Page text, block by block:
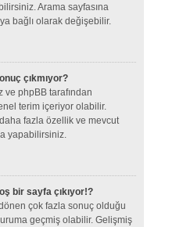
Arama sayfasına
bağlı olarak değişebilir.
çıkmıyor?
ve phpBB tarafından
terim içeriyor olabilir.
fazla özellik ve mevcut
yapabilirsiniz.
bir sayfa çıkıyor!?
çok fazla sonuç olduğu
geçmiş olabilir. Gelişmiş